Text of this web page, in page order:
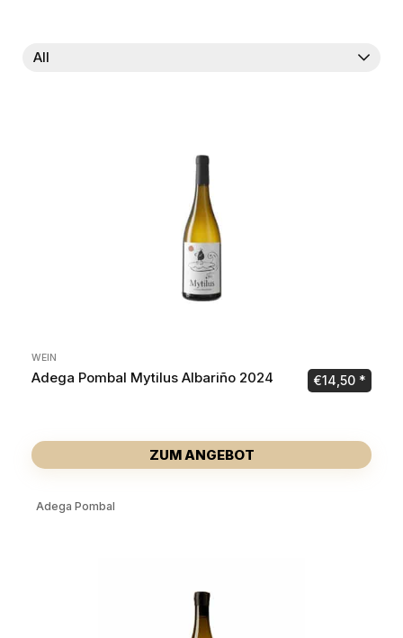
All
WEIN
Adega Pombal Mytilus Albariño 2024 €14,50
ZUM ANGEBOT
Adega Pombal